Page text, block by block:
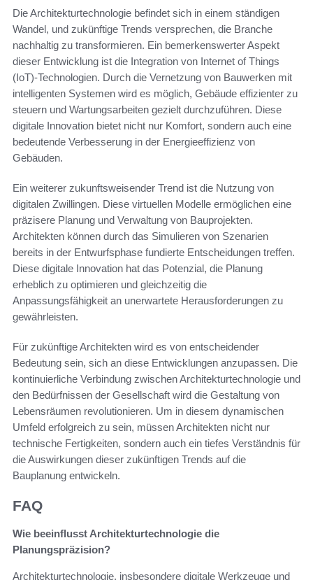
Die Architekturtechnologie befindet sich in einem ständigen
Wandel, und zukünftige Trends versprechen, die Branche
nachhaltig zu transformieren. Ein bemerkenswerter Aspekt
dieser Entwicklung ist die Integration von Internet of Things
(IoT)-Technologien. Durch die Vernetzung von Bauwerken mit
intelligenten Systemen wird es möglich, Gebäude effizienter zu
steuern und Wartungsarbeiten gezielt durchzuführen. Diese
digitale Innovation bietet nicht nur Komfort, sondern auch eine
bedeutende Verbesserung in der Energieeffizienz von
Gebäuden.
Ein weiterer zukunftsweisender Trend ist die Nutzung von
digitalen Zwillingen. Diese virtuellen Modelle ermöglichen eine
präzisere Planung und Verwaltung von Bauprojekten.
Architekten können durch das Simulieren von Szenarien
bereits in der Entwurfsphase fundierte Entscheidungen treffen.
Diese digitale Innovation hat das Potenzial, die Planung
erheblich zu optimieren und gleichzeitig die
Anpassungsfähigkeit an unerwartete Herausforderungen zu
gewährleisten.
Für zukünftige Architekten wird es von entscheidender
Bedeutung sein, sich an diese Entwicklungen anzupassen. Die
kontinuierliche Verbindung zwischen Architekturtechnologie und
den Bedürfnissen der Gesellschaft wird die Gestaltung von
Lebensräumen revolutionieren. Um in diesem dynamischen
Umfeld erfolgreich zu sein, müssen Architekten nicht nur
technische Fertigkeiten, sondern auch ein tiefes Verständnis für
die Auswirkungen dieser zukünftigen Trends auf die
Bauplanung entwickeln.
FAQ
Wie beeinflusst Architekturtechnologie die
Planungspräzision?
Architekturtechnologie, insbesondere digitale Werkzeuge und